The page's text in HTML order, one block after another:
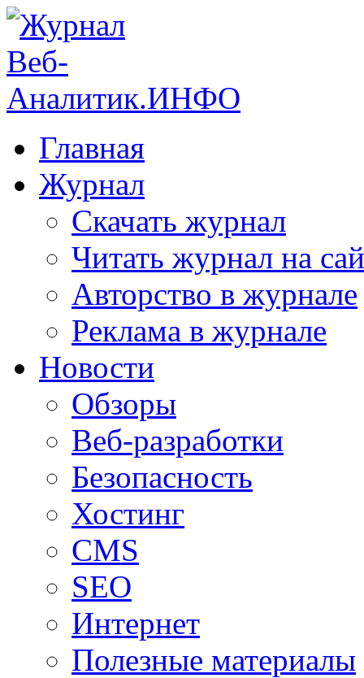
Главная
Журнал
Скачать журнал
Читать журнал на
Авторство в журнале
Реклама в журнале
Новости
Обзоры
Веб-разработки
Безопасность
Хостинг
CMS
SEO
Интернет
Полезные материалы